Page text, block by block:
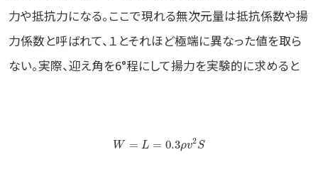
力や抵抗力になる。ここで現れる無次元量は抵抗係数や揚
力係数と呼ばれて、１とそれほど極端に異なった値を取ら
ない。実際、迎え角を6°程にして揚力を実験的に求めると
W = L = 0.3ρv2S